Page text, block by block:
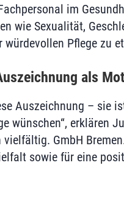
im
wie Sexualität,
Pflege zu
als
Auszeichnung – sie
wünschen“, erklären
GmbH
sowie für eine